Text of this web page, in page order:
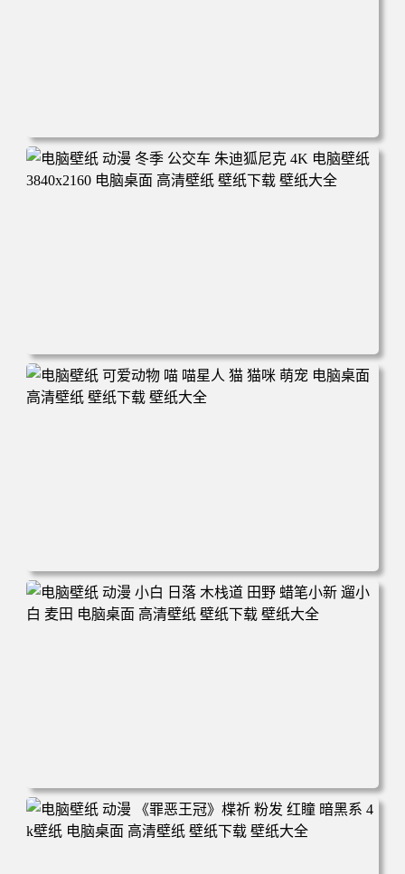
电脑壁纸 完美世界 荒天帝石昊 4K高清动漫壁纸 电脑桌面
高清壁纸 壁纸下载 壁纸大全
电脑壁纸 动漫 冬季 公交车 朱迪狐尼克 4K 电脑壁纸 3840x2
160 电脑桌面 高清壁纸 壁纸下载 壁纸大全
电脑壁纸 可爱动物 喵 喵星人 猫 猫咪 萌宠 电脑桌面 高清壁
纸 壁纸下载 壁纸大全
电脑壁纸 动漫 小白 日落 木栈道 田野 蜡笔小新 遛小白 麦田
电脑桌面 高清壁纸 壁纸下载 壁纸大全